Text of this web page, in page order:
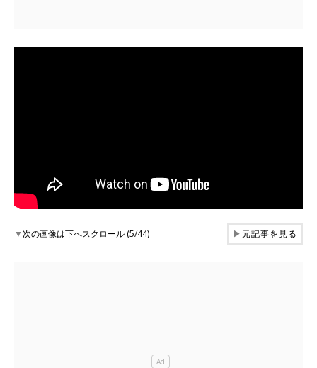
▼次の画像は下へスクロール (5/44) ▶元記事を見る